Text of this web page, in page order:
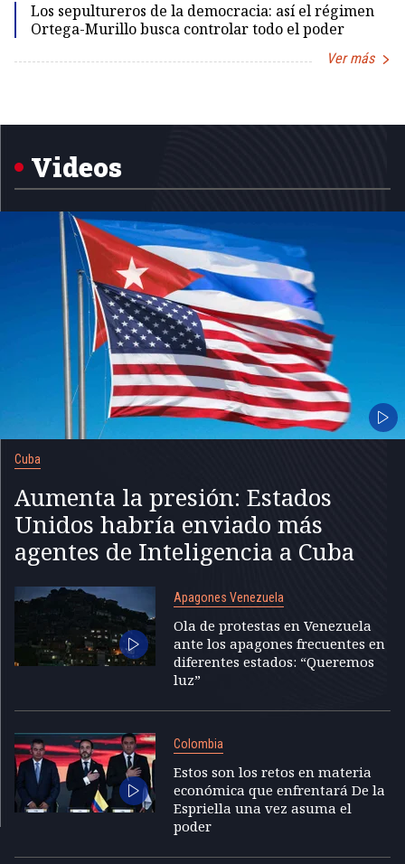
Los sepultureros de la democracia: así el régimen
Ortega-Murillo busca controlar todo el poder
Ver más
5
Videos
Cuba
Aumenta la presión: Estados
Unidos habría enviado más
agentes de Inteligencia a Cuba
Apagones Venezuela
Ola de protestas en Venezuela
ante los apagones frecuentes en
diferentes estados: “Queremos
luz”
Colombia
Estos son los retos en materia
económica que enfrentará De la
Espriella una vez asuma el
poder